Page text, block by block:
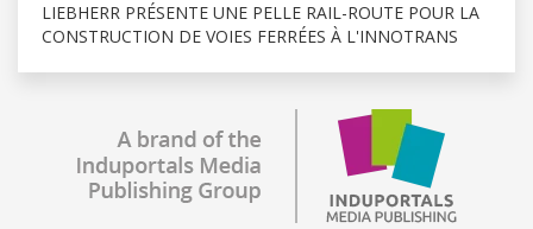
LIEBHERR PRÉSENTE UNE PELLE RAIL-ROUTE POUR LA
CONSTRUCTION DE VOIES FERRÉES À L'INNOTRANS